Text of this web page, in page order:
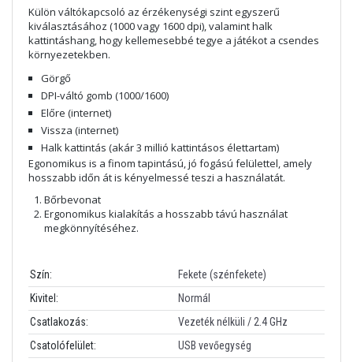
Külön váltókapcsoló az érzékenységi szint egyszerű
kiválasztásához (1000 vagy 1600 dpi), valamint halk
kattintáshang, hogy kellemesebbé tegye a játékot a csendes
környezetekben.
Görgő
DPI-váltó gomb (1000/1600)
Előre (internet)
Vissza (internet)
Halk kattintás (akár 3 millió kattintásos élettartam)
Egonomikus is a finom tapintású, jó fogású felülettel, amely
hosszabb időn át is kényelmessé teszi a használatát.
Bőrbevonat
Ergonomikus kialakítás a hosszabb távú használat
megkönnyítéséhez.
Szín:
Fekete (szénfekete)
Kivitel:
Normál
Csatlakozás:
Vezeték nélküli / 2.4 GHz
Csatolófelület:
USB vevőegység